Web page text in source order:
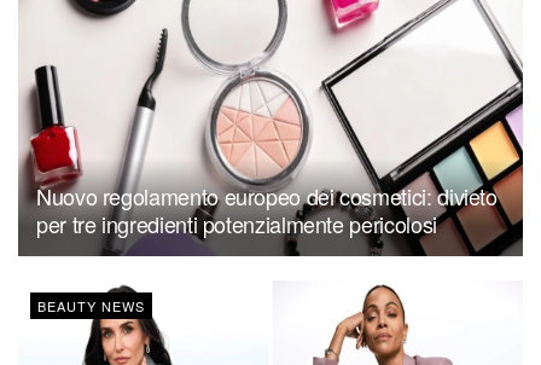
Nuovo regolamento europeo dei cosmetici: divieto
per tre ingredienti potenzialmente pericolosi
BEAUTY NEWS